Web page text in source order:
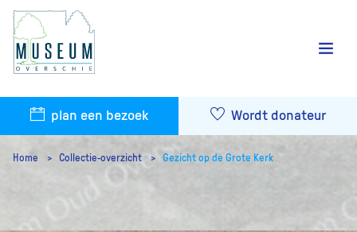
plan een bezoek Wordt donateur
Home Collectie-overzicht Gezicht op de Grote Kerk